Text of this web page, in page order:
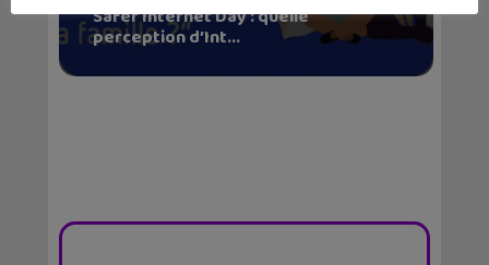
Safer Internet Day : quelle
perception d’Int...